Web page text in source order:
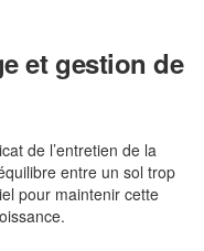
et gestion de
de l’entretien de la
entre un sol trop
pour maintenir cette